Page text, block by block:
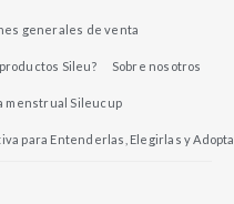
generales de venta
Sileu? Sobre nosotros
menstrual Sileucup
para Entenderlas, Elegirlas y